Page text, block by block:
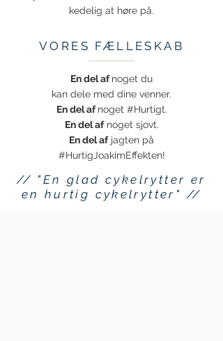
kedelig at høre på.
VORES FÆLLESKAB
En del afnoget du
kan dele med dine venner.
En del afnoget #Hurtigt.
En del afnoget sjovt.
En del afjagten på
#HurtigJoakimEffekten!
// "En glad cykelrytter er
en hurtig cykelrytter" //